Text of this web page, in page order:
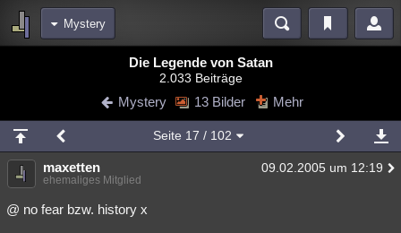
Mystery
Blogs Videos
Chat Wiki Neuigkeiten
meine Rubriken
Menschen Wissenschaft Mystery Kriminalfälle
Spiritualität Verschwörungen
Die Legende von Satan
2.033 Beiträge
Mystery 13 Bilder Mehr
Seite 17 / 102
maxetten 09.02.2005 um 12:19
ehemaliges Mitglied
@ no fear bzw. history x